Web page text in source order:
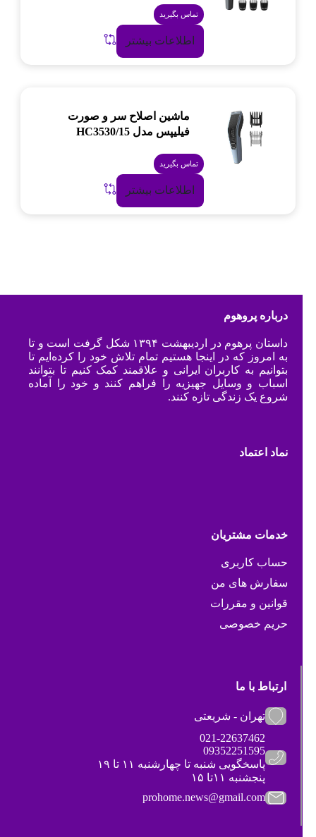
تماس بگیرید
اطلاعات بیشتر
ماشین اصلاح سر و صورت
فیلیپس مدل HC3530/15
تماس بگیرید
اطلاعات بیشتر
درباره پروهوم
داستان پرهوم در اردیبهشت ۱۳۹۴ شکل گرفت است و تا
به امروز که در اینجا هستیم تمام تلاش خود را کرده‌ایم تا
بتوانیم به کاربران ایرانی و علاقمند کمک کنیم تا بتوانند
اسباب و وسایل جهیزیه را فراهم کنند و خود را آماده
شروع یک زندگی تازه کنند.
نماد اعتماد
خدمات مشتریان
حساب کاربری
سفارش های من
قوانین و مقررات
حریم خصوصی
ارتباط با ما
تهران - شریعتی
021-22637462
09352251595
پاسخگویی شنبه تا چهارشنبه ۱۱ تا ۱۹
پنجشنبه ۱۱تا ۱۵
prohome.news@gmail.com